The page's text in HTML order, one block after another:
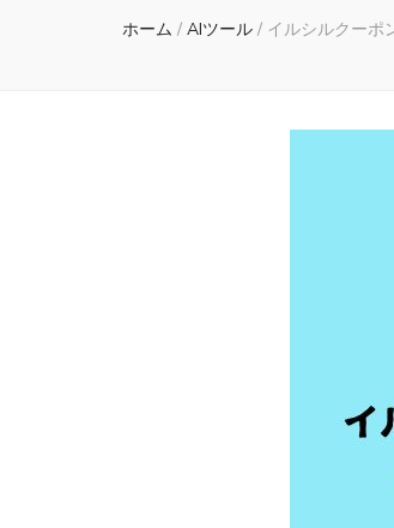
ホーム / AIツール / イルシルクーポ